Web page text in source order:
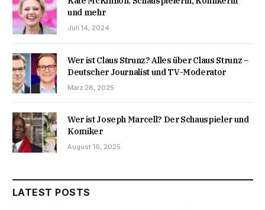
und mehr
Juli 14, 2024
Wer ist Claus Strunz? Alles über Claus Strunz –
Deutscher Journalist und TV-Moderator
März 26, 2025
Wer ist Joseph Marcell? Der Schauspieler und
Komiker
August 16, 2025
LATEST POSTS